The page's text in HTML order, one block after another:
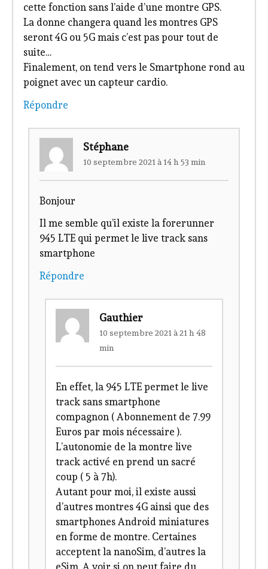
cette fonction sans l’aide d’une montre GPS.
La donne changera quand les montres GPS
seront 4G ou 5G mais c’est pas pour tout de
suite…
Finalement, on tend vers le Smartphone rond au
poignet avec un capteur cardio.
Répondre
Stéphane
10 septembre 2021 à 14 h 53 min
Bonjour
Il me semble qu’il existe la forerunner
945 LTE qui permet le live track sans
smartphone
Répondre
Gauthier
10 septembre 2021 à 21 h 48
min
En effet, la 945 LTE permet le live
track sans smartphone
compagnon ( Abonnement de 7.99
Euros par mois nécessaire ).
L’autonomie de la montre live
track activé en prend un sacré
coup ( 5 à 7h).
Autant pour moi, il existe aussi
d’autres montres 4G ainsi que des
smartphones Android miniatures
en forme de montre. Certaines
acceptent la nanoSim, d’autres la
eSim. A voir si on peut faire du